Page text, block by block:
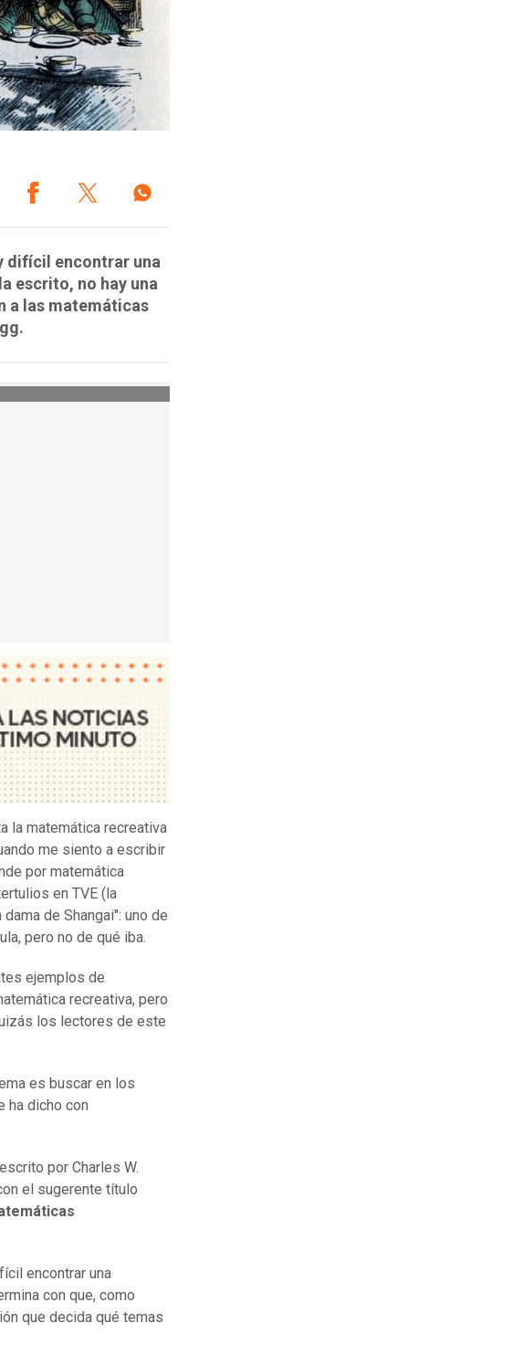
difícil encontrar una
escrito, no hay una
a las matemáticas
la matemática recreativa
me siento a escribir
por matemática
en TVE (la
de Shangai": uno de
pero no de qué iba.
ejemplos de
recreativa, pero
los lectores de este
es buscar en los
ha dicho con
por Charles W.
el sugerente título
encontrar una
con que, como
que decida qué temas